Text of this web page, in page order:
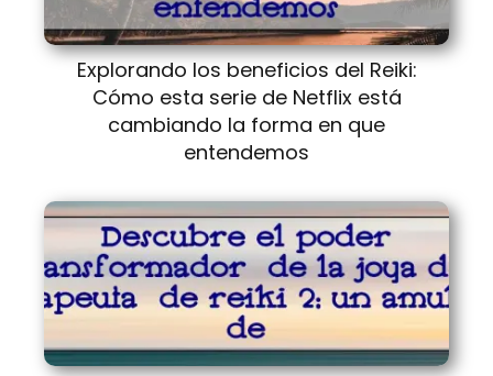
Explorando los beneficios del Reiki:
Cómo esta serie de Netflix está
cambiando la forma en que
entendemos